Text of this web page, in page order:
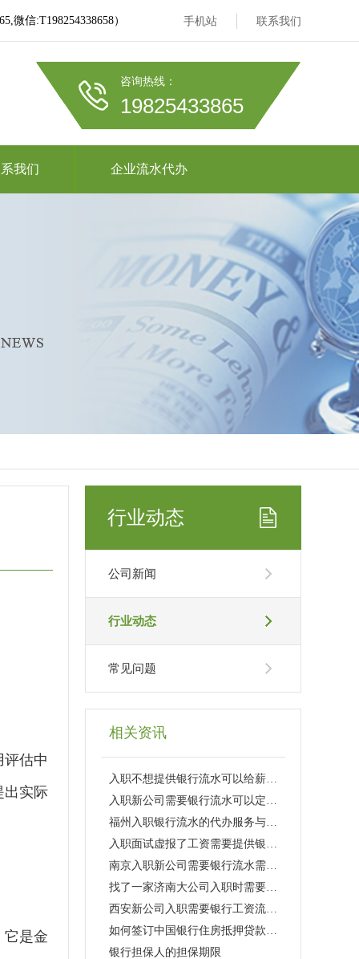
微信:T198254338658） 手机站 联系我们
咨询热线：
19825433865
我们 企业流水代办
估中
出实际
它是金
行业动态
公司新闻
行业动态
常见问题
相关资讯
入职不想提供银行流水可以给薪资证明嘛？
入职新公司需要银行流水可以定制吗？
福州入职银行流水的代办服务与效率标准分享
入职面试虚报了工资需要提供银行流水怎么办
南京入职新公司需要银行流水需要打印几个月
找了一家济南大公司入职时需要银行流水咋办
西安新公司入职需要银行工资流水可以作假不
如何签订中国银行住房抵押贷款合同呢
银行担保人的担保期限